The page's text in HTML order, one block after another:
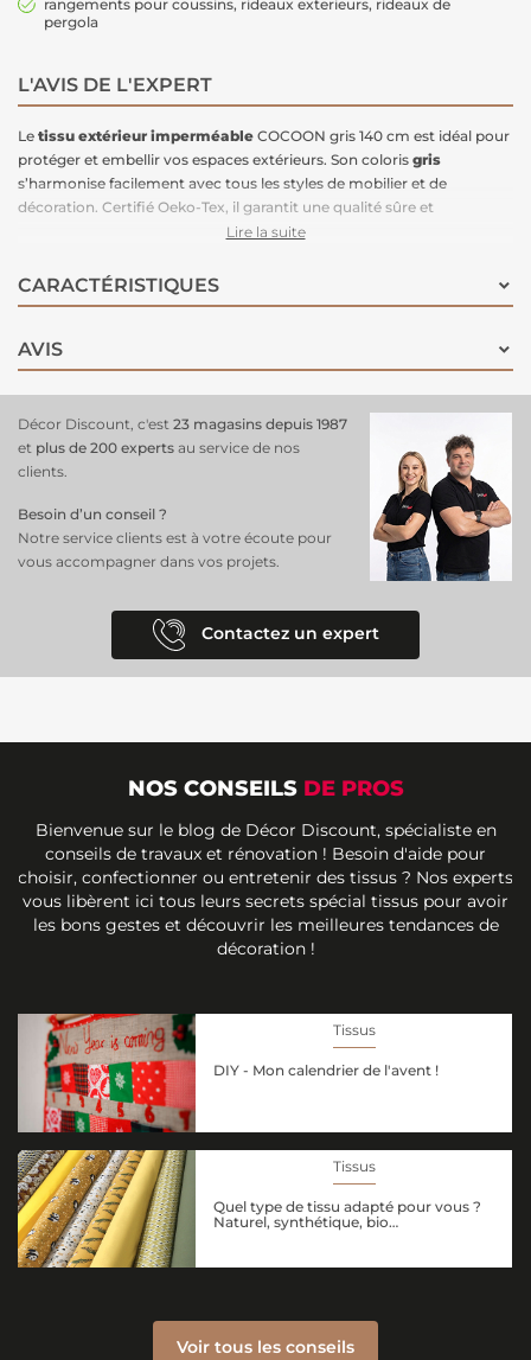
rangements pour coussins, rideaux exterieurs, rideaux de
pergola
L'AVIS DE L'EXPERT
Le tissu extérieur imperméable COCOON gris 140 cm est idéal pour
protéger et embellir vos espaces extérieurs. Son coloris gris
s’harmonise facilement avec tous les styles de mobilier et de
décoration. Certifié Oeko-Tex, il garantit une qualité sûre et
respectueuse de l’environnement.
Très résistant, ce tissu imperméable est parfait pour confectionner ou
rénover unechilienne, untransat
coussins, ainsi que des rideaux extérieurs ou de pergola. Sa solidité et
sa durabilité en font un choix pratique pour tous vos projets
d’extérieur.
Caractéristiques :
Largeur
Couleur : Gris
Traitement: Anti-tache Teflon
: Chilienne, transat, mobilier et accessoires d’extérieur
tissu imperméable et polyvalent, parfait pour protéger vos
meubles et accessoires tout en ajoutant une touche élégante à vos
Lire la suite
CARACTÉRISTIQUES
AVIS
Décor Discount, c'est 23 magasins depuis 1987
et plus de 200 experts au service de nos
clients.
Besoin d’un conseil ?
Notre service clients est à votre écoute pour
vous accompagner dans vos projets.
Contactez un expert
NOS CONSEILS DE PROS
Bienvenue sur le blog de Décor Discount, spécialiste en
conseils de travaux et rénovation ! Besoin d'aide pour
choisir, confectionner ou entretenir des tissus ? Nos experts
vous libèrent ici tous leurs secrets spécial tissus pour avoir
les bons gestes et découvrir les meilleures tendances de
décoration !
Tissus
DIY - Mon calendrier de l'avent !
Tissus
Quel type de tissu adapté pour vous ?
Naturel, synthétique, bio…
Voir tous les conseils